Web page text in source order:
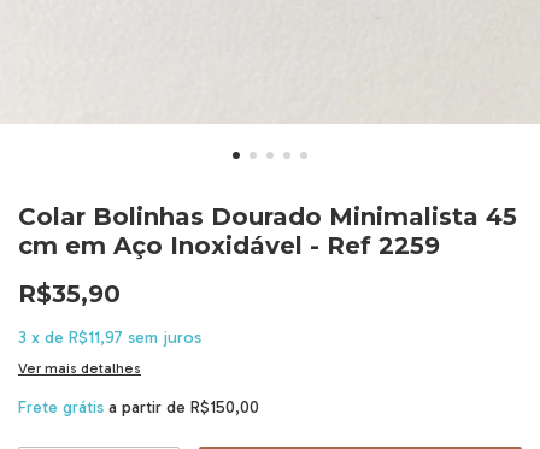
Colar Bolinhas Dourado Minimalista 45
cm em Aço Inoxidável - Ref 2259
R$35,90
3 x de R$11,97 sem juros
Ver mais detalhes
Frete grátis a partir de R$150,00